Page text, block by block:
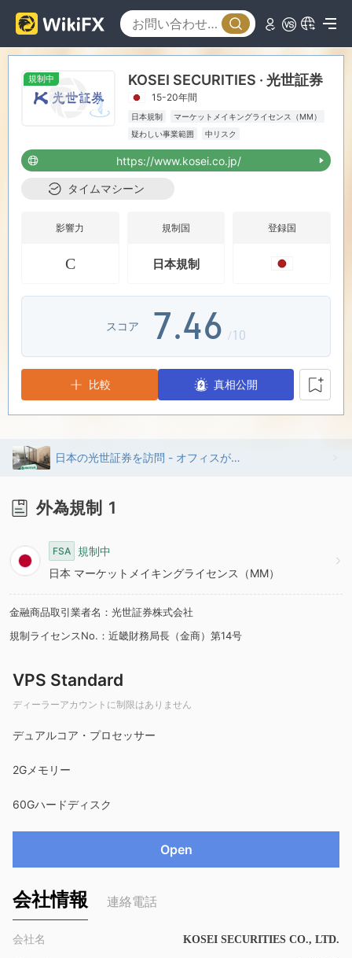
規制中 KOSEI SECURITIES · 光世証券
15-20年間
日本規制
マーケットメイキングライセンス（MM）
疑わしい事業範囲
中リスク
https://www.kosei.co.jp/
タイムマシーン
影響力
C
規制国
日本規制
登録国
スコア
1
2
3
5
6
7
8
9
.
0
2
3
4
5
6
7
0
1
2
6
7
8
9
/10
比較 真相公開
日本の光世証券を訪問 - オフィスが見つかりました
外為規制 1
FSA
規制中
日本 マーケットメイキングライセンス（MM）
金融商品取引業者名：光世証券株式会社
規制ライセンスNo.：近畿財務局長（金商）第14号
VPS Standard
ディーラーアカウントに制限はありません
デュアルコア・プロセッサー
2Gメモリー
60Gハードディスク
Open
会社情報 連絡電話
会社名 KOSEI SECURITIES CO., LTD.